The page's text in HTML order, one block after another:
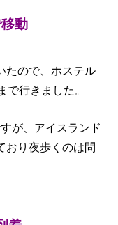
動
たので、ホステル
行きました。
が、アイスランド
おり夜歩くのは問